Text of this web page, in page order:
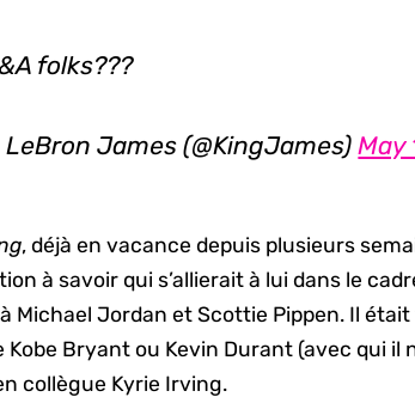
folks???
James (@KingJames)May
, déjà en vacance depuis plusieurs
à savoir qui s’allierait à lui dans le
Michael Jordan et Scottie Pippen. Il
Kobe Bryant ou Kevin Durant (avec qui il
collègue Kyrie Irving.